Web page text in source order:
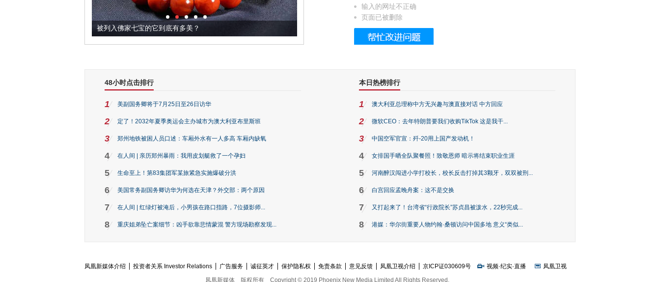
被列入佛家七宝的它到底有多美？ 这个3.2米的长卷，还原了600岁的紫禁城
输入的网址不正确
页面已被删除
48小时点击排行
1 美副国务卿将于7月25日至26日访华
2 定了！2032年夏季奥运会主办城市为澳大利亚布里斯班
3 郑州地铁被困人员口述：车厢外水有一人多高 车厢内缺氧
4 在人间 | 亲历郑州暴雨：我用皮划艇救了一个孕妇
5 生命至上！第83集团军某旅紧急实施爆破分洪
6 美国常务副国务卿访华为何选在天津？外交部：两个原因
7 在人间 | 红绿灯被淹后，小男孩在路口指路，7位摄影师...
8 重庆姐弟坠亡案细节：凶手欲靠悲情蒙混 警方现场勘察发现...
本日热榜排行
1 澳大利亚总理称中方无兴趣与澳直接对话 中方回应
2 微软CEO：去年特朗普要我们收购TikTok 这是我干...
3 中国空军官宣：歼-20用上国产发动机！
4 女排国手晒全队聚餐照！致敬恩师 暗示将结束职业生涯
5 河南醉汉闯进小学打校长，校长反击打掉其3颗牙，双双被刑...
6 白宫回应孟晚舟案：这不是交换
7 又打起来了！台湾省“行政院长”苏贞昌被泼水，22秒完成...
8 港媒：华尔街重要人物约翰·桑顿访问中国多地 意义“类似...
凤凰新媒体介绍 投资者关系 Investor Relations 广告服务 诚征英才 保护隐私权 免责条款 意见反馈 凤凰卫视介绍 京ICP证030609号 视频·纪实·直播
凤凰卫视
凤凰新媒体
版权所有 Copyright © 2019 Phoenix New Media Limited All Rights Reserved.